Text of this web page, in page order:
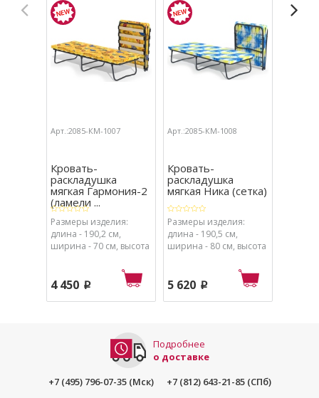
Арт.:2085-КМ-1007
Кровать-
раскладушка
мягкая Гармония-2
(ламели ...
Размеры изделия:
длина - 190,2 см,
ширина - 70 см, высота
4 450 p
Арт.:2085-КМ-1008
Кровать-
раскладушка
мягкая Ника (сетка)
Размеры изделия:
длина - 190,5 см,
ширина - 80 см, высота
5 620 p
Подробнее
о доставке
+7 (495) 796-07-35 (Мск)
+7 (812) 643-21-85 (СПб)